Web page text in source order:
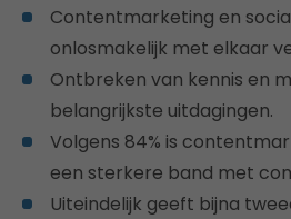
Contentmarketing en
onlosmakelijk met elkaar
Ontbreken van kennis en
belangrijkste uitdagingen.
Volgens 84% is
een sterkere band met
Uiteindelijk geeft bijna